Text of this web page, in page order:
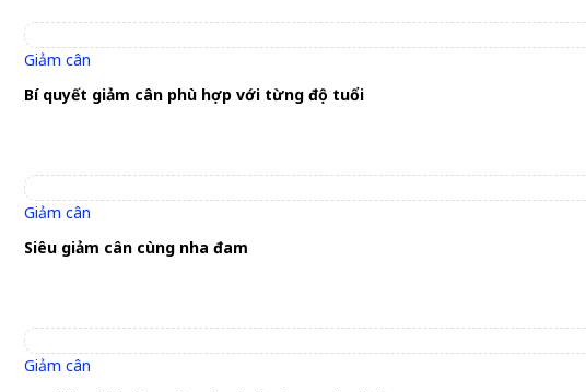
Giảm cân
Bí quyết giảm cân phù hợp với từng độ tuổi
Giảm cân
Siêu giảm cân cùng nha đam
Giảm cân